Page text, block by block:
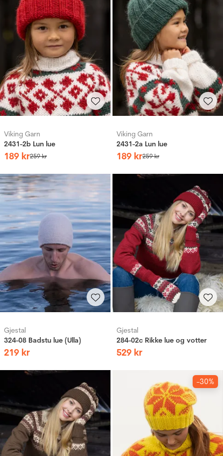
Viking Garn
2431-2b Lun lue
189 kr259kr
Viking Garn
2431-2a Lun lue
189 kr259kr
Gjestal
324-08 Badstu lue (Ulla)
219 kr
Gjestal
284-02c Rikke lue og votter
529 kr
-30%